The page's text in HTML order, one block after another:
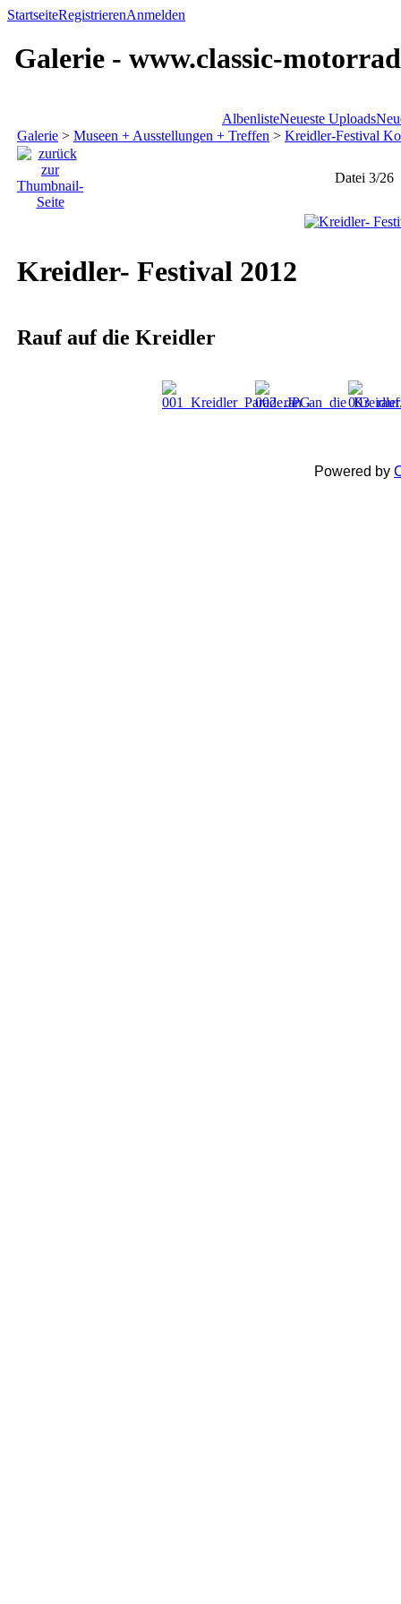
StartseiteRegistrierenAnmelden
Galerie - www.classic-
AlbenlisteNeueste Uploads
Galerie > Museen + Ausstellungen + Treffen > Kreidler-Festival
Datei 3/26
Kreidler- Festival 2012
Rauf auf die Kreidler
Powered by